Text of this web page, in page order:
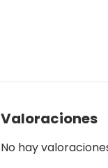
Valoraciones
No hay